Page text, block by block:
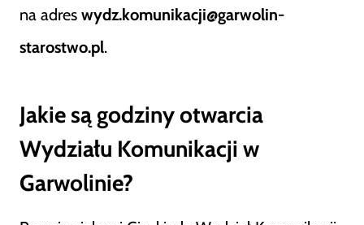
na adres wydz.komunikacji@garwolin-
starostwo.pl.
Jakie są godziny otwarcia
Wydziału Komunikacji w
Garwolinie?